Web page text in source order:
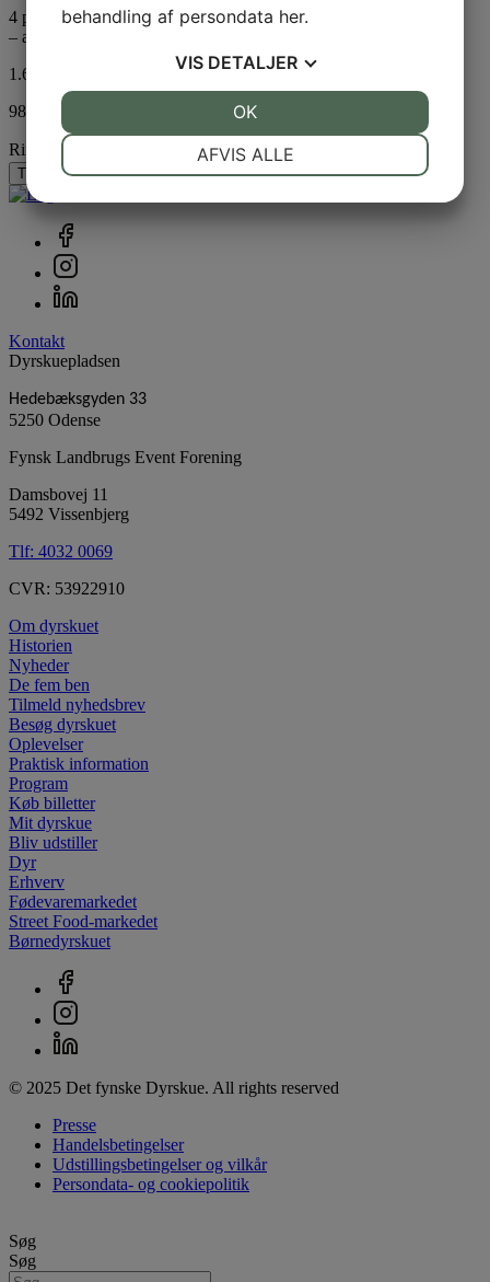
4 pakker:
– af 30 elever og 3 lærer til det Fynske Dyrskue 2026
1.600,00
98 på lager
Ringe Efterskole antal
Tilføj til kurv
Kontakt
Dyrskuepladsen
Hedebæksgyden 33
5250 Odense
Fynsk Landbrugs Event Forening
Damsbovej 11
5492 Vissenbjerg
Tlf: 4032 0069
CVR: 53922910
Om dyrskuet
Historien
Nyheder
De fem ben
Tilmeld nyhedsbrev
Besøg dyrskuet
Oplevelser
Praktisk information
Program
Køb billetter
Mit dyrskue
Bliv udstiller
Dyr
Erhverv
Fødevaremarkedet
Street Food-markedet
Børnedyrskuet
© 2025 Det fynske Dyrskue. All rights reserved
Presse
Handelsbetingelser
Udstillingsbetingelser og vilkår
Persondata- og cookiepolitik
Søg
Søg
behandling af persondata her.
VIS DETALJER
AFVIS ALLE
OK